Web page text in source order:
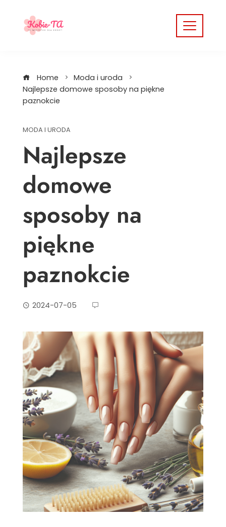
content
Home
Moda i uroda
Najlepsze domowe sposoby na piękne
paznokcie
MODA I URODA
Najlepsze
domowe
sposoby na
piękne
paznokcie
2024-07-05